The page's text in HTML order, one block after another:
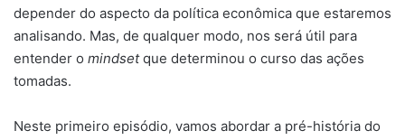
depender do aspecto da política econômica que estaremos
analisando. Mas, de qualquer modo, nos será útil para
entender o mindsetque determinou o curso das ações
tomadas.
Neste primeiro episódio, vamos abordar a pré-história do